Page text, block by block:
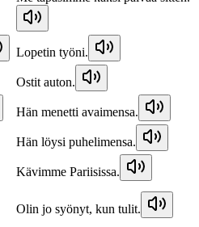
Lopetin työni.
Ostit auton.
Hän menetti avaimensa.
Hän löysi puhelimensa.
Kävimme Pariisissa.
Olin jo syönyt, kun tulit.